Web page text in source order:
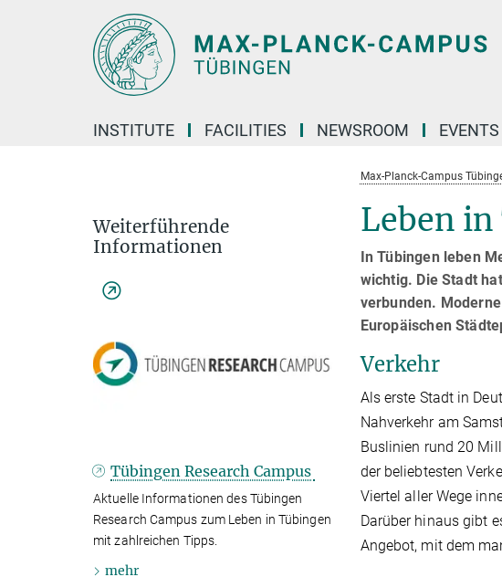
INSTITUTE FACILITIES NEWSROOM EVENTS
Max-Planck-Campus
Leben
In Tübingen leben
wichtig. Die Stadt
verbunden.
Europäischen
Verkehr
Als erste Stadt in
Nahverkehr am
Buslinien rund 20
der beliebtesten
Viertel aller Wege
Darüber hinaus gibt
Angebot, mit dem
Weiterführende
Informationen
Tübingen Research Campus
Aktuelle Informationen des Tübingen
Research Campus zum Leben in Tübingen
mit zahlreichen Tipps.
mehr